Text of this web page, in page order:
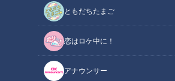
ともだちたまご
恋はロケ中に！
アナウンサー